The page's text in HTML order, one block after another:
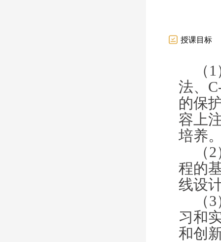
授课目标
（1
法、
的保
容上
培养
（2
程的
线设
（3
习和
和创